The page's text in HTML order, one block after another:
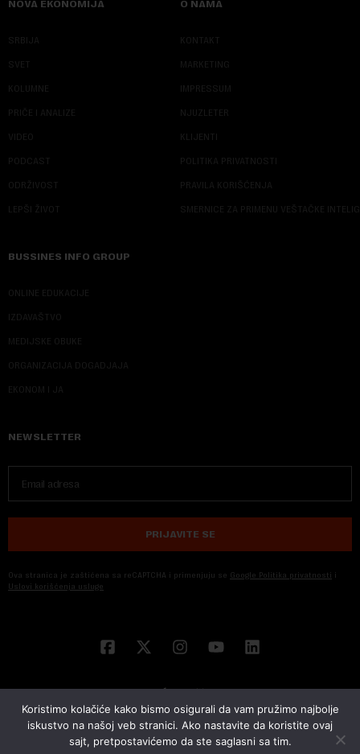
NOVA EKONOMIJA
SRBIJA
SVET
KOLUMNE
PRIČE I ANALIZE
VIDEO
PODCAST
ODRŽIVOST
LEPŠI ŽIVOT
O NAMA
KONTAKT
MARKETING
IMPRESSUM
NJUZLETER
KLIJENTI
POLITIKA PRIVATNOSTI
PRAVILA KORIŠĆENJA
SMERNICE ZA PRIMENU VEŠTAČKE
BUSSINES INFO GROUP
ONLINE EDUKACIJE
IZDAVAŠTVO
MEDIJSKE OBUKE
ORGANIZACIJA DOGADJAJA
EKONOM I JA
NEWSLETTER
PRIJAVITE SE
Ova stranica je zaštićena sa reCAPTCHA i primenjuju se Google Politika privatnosti i
Uslovi korišćenja usluge
Koristimo kolačiće kako bismo osigurali da vam pružimo najbolje
iskustvo na našoj veb stranici. Ako nastavite da koristite ovaj
sajt, pretpostavićemo da ste saglasni sa tim.